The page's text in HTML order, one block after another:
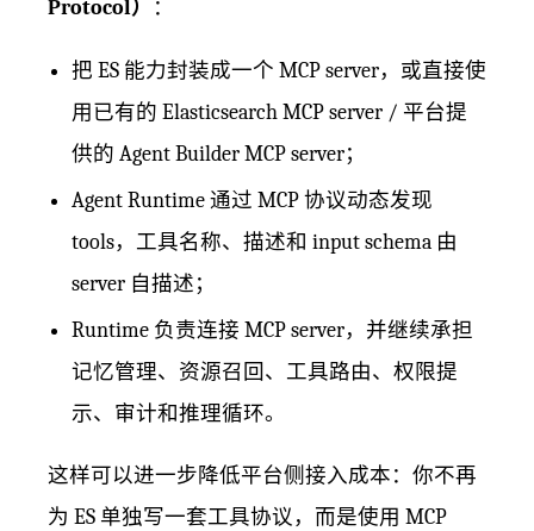
Protocol）
：
把 ES 能力封装成一个 MCP server，或直接使
用已有的 Elasticsearch MCP server / 平台提
供的 Agent Builder MCP server；
Agent Runtime 通过 MCP 协议动态发现
tools，工具名称、描述和 input schema 由
server 自描述；
Runtime 负责连接 MCP server，并继续承担
记忆管理、资源召回、工具路由、权限提
示、审计和推理循环。
这样可以进一步降低平台侧接入成本：你不再
为 ES 单独写一套工具协议，而是使用 MCP